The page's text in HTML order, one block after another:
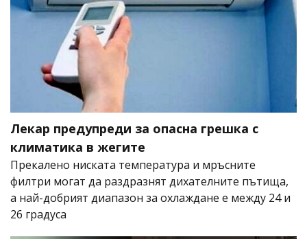
Лекар предупреди за опасна грешка с
климатика в жегите
Прекалено ниската температура и мръсните
филтри могат да раздразнят дихателните пътища,
а най-добрият диапазон за охлаждане е между 24 и
26 градуса